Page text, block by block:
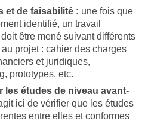
et de faisabilité : une fois que
identifié, un travail
être mené suivant différents
projet : cahier des charges
et juridiques,
prototypes, etc.
les études de niveau avant-
ici de vérifier que les études
entre elles et conformes